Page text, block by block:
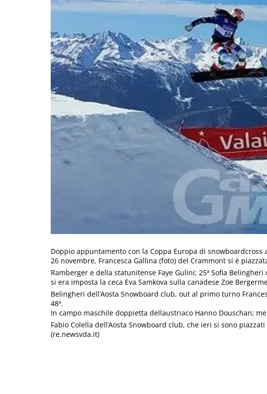
Doppio appuntamento con la Coppa Europa di
26 novembre, Francesca Gallina (foto) del Crammont si è
Ramberger e della statunitense Faye Gulini; 25ª Sofia
si era imposta la ceca Eva Samkova sulla canadese Zoe
Belingheri dell’Aosta Snowboard club, out al primo turno
48ª.
In campo maschile doppietta dellaustriaco Hanno Douschan;
Fabio Colella dell’Aosta Snowboard club, che ieri si sono
(re.newsvda.it)